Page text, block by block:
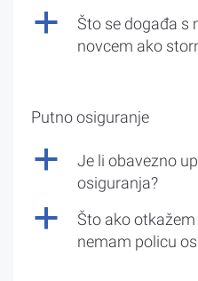
a
Što se događa s
novcem ako
Putno osiguranje
a
Je li obavezno
osiguranja?
a
Što ako
nemam policu